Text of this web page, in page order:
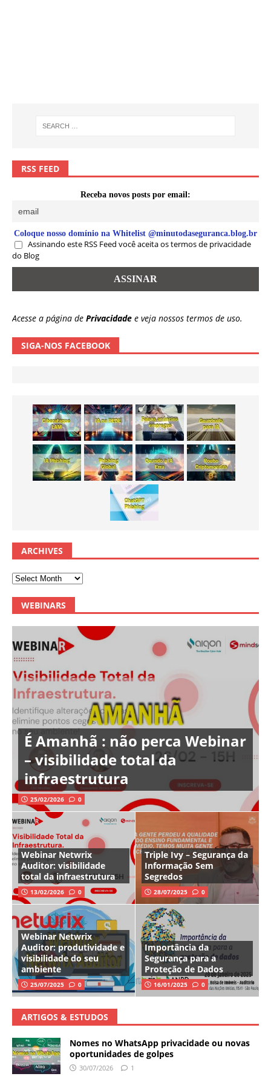
RSS FEED
Receba novos posts por email:
Coloque nosso domínio na Whitelist @minutodaseguranca.blog.br
Assinando este RSS Feed você aceita os termos de privacidade
do Blog
Acesse a página de Privacidade e veja nossos termos de uso.
SIGA-NOS FACEBOOK
ARCHIVES
WEBINARS
É Amanhã : não perca Webinar
– visibilidade total da
infraestrutura
25/02/2026 0
Webinar Netwrix
Auditor: visibilidade
total da infraestrutura
13/02/2026 0
Triple Ivy – Segurança da
Informação Sem
Segredos
28/07/2025 0
Webinar Netwrix
Auditor: produtividade e
visibilidade do seu
ambiente
25/07/2025 0
Importância da
Segurança para a
Proteção de Dados
16/01/2025 0
ARTIGOS & ESTUDOS
Nomes no WhatsApp privacidade ou novas
oportunidades de golpes
30/07/2026 1